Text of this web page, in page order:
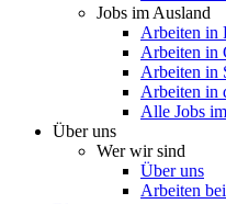
Jobs im Ausland
Arbeiten in
Arbeiten in
Arbeiten in
Arbeiten in
Alle Jobs
Über uns
Wer wir sind
Über uns
Arbeiten